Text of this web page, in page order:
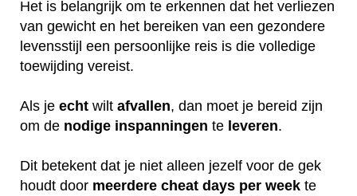
Het is belangrijk om te erkennen dat het verliezen
van gewicht en het bereiken van een gezondere
levensstijl een persoonlijke reis is die volledige
toewijding vereist.
Als je echt wilt afvallen, dan moet je bereid zijn
om de nodige inspanningen te leveren.
Dit betekent dat je niet alleen jezelf voor de gek
houdt door meerdere cheat days per week te